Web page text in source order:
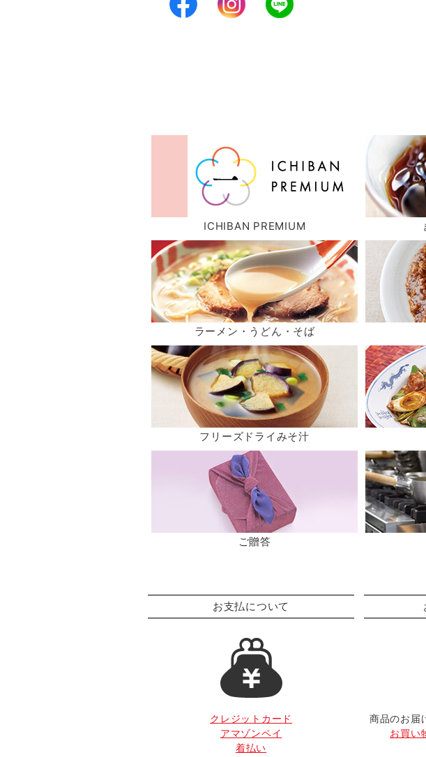
ICHIBAN PREMIUM
ラーメン・うどん・そば
フリーズドライみそ汁
ご贈答
お支払について
クレジットカード
アマゾンペイ
着払い
商品のお届
お買い